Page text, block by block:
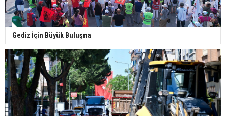
Gediz İçin Büyük Buluşma